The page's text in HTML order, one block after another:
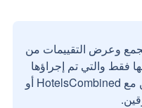
وعرض التقييمات من
فقط والتي تم إجراؤها
بواسطة مستخدمين حقيقيين مع HotelsCombined أو